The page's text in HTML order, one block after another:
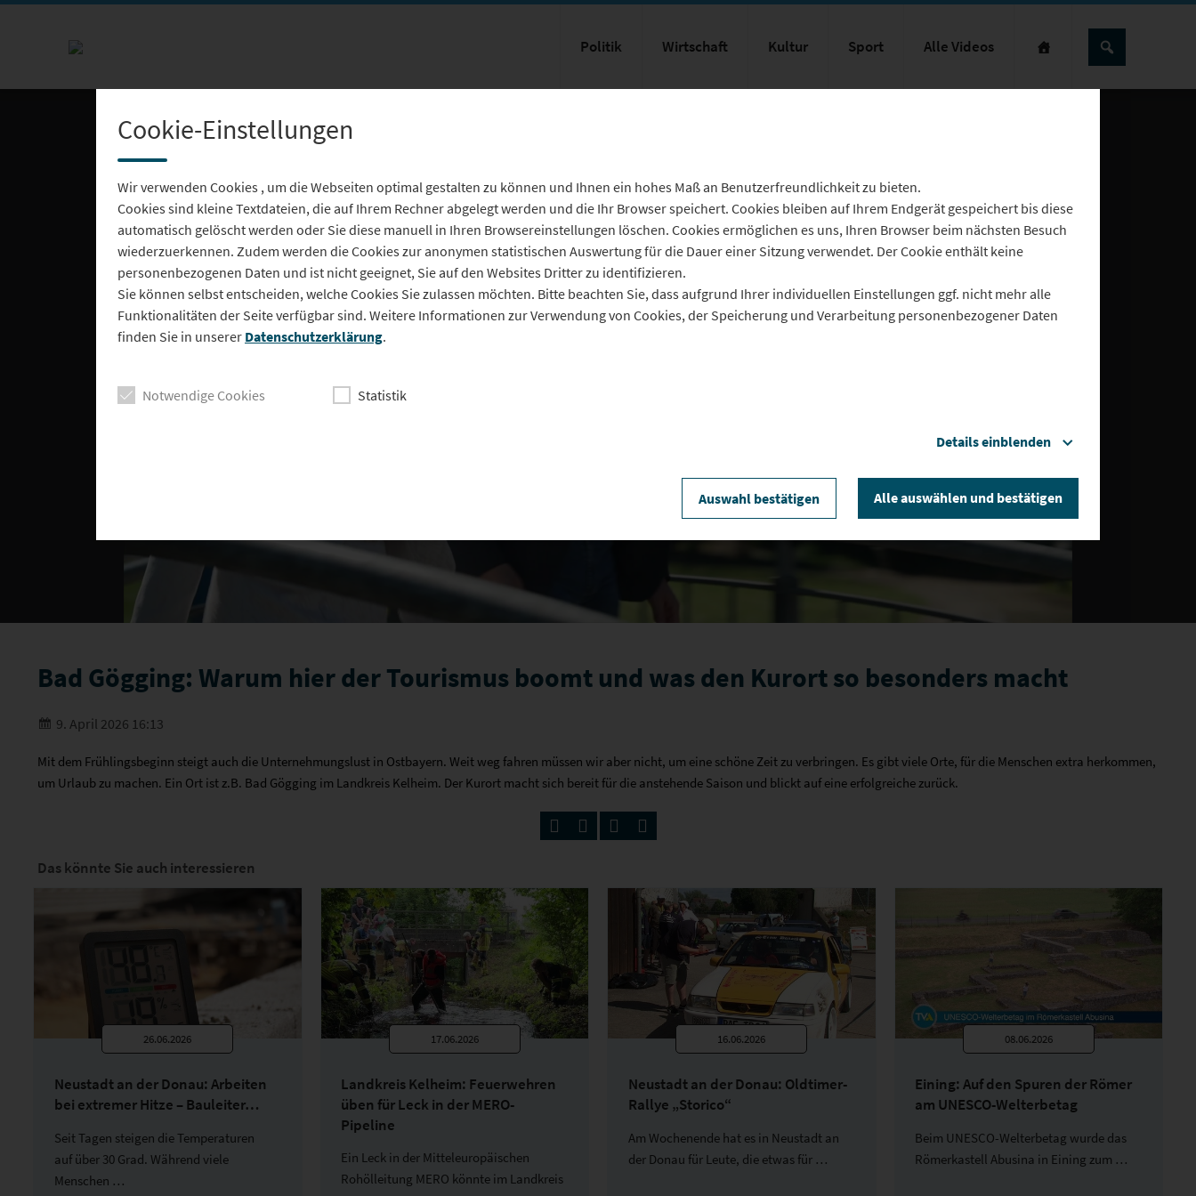
Politik Wirtschaft Kultur Sport Alle Videos
abspielen
Bad Gögging: Warum hier der Tourismus boomt und was den Kurort so besonders macht
9. April 2026 16:13
Mit dem Frühlingsbeginn steigt auch die Unternehmungslust in Ostbayern. Weit weg fahren müssen wir aber nicht, um eine schöne Zeit zu verbringen. Es gibt viele Orte, für die Menschen extra herkommen,
um Urlaub zu machen. Ein Ort ist z.B. Bad Gögging im Landkreis Kelheim. Der Kurort macht sich bereit für die anstehende Saison und blickt auf eine erfolgreiche zurück.
Das könnte Sie auch interessieren
Neustadt an der Donau: Arbeiten
bei extremer Hitze – Bauleiter…
Seit Tagen steigen die Temperaturen
auf über 30 Grad. Während viele
Menschen …
26.06.2026
Landkreis Kelheim: Feuerwehren
üben für Leck in der MERO-
Pipeline
Ein Leck in der Mitteleuropäischen
Rohölleitung MERO könnte im Landkreis
17.06.2026
Neustadt an der Donau: Oldtimer-
Rallye „Storico“
Am Wochenende hat es in Neustadt an
der Donau für Leute, die etwas für …
16.06.2026
Eining: Auf den Spuren der Römer
am UNESCO-Welterbetag
Beim UNESCO-Welterbetag wurde das
Römerkastell Abusina in Eining zum …
08.06.2026
Cookie-Einstellungen
Wir verwenden Cookies , um die Webseiten optimal gestalten zu können und Ihnen ein hohes Maß an Benutzerfreundlichkeit zu bieten.
Cookies sind kleine Textdateien, die auf Ihrem Rechner abgelegt werden und die Ihr Browser speichert. Cookies bleiben auf Ihrem Endgerät gespeichert bis diese
automatisch gelöscht werden oder Sie diese manuell in Ihren Browsereinstellungen löschen. Cookies ermöglichen es uns, Ihren Browser beim nächsten Besuch
wiederzuerkennen. Zudem werden die Cookies zur anonymen statistischen Auswertung für die Dauer einer Sitzung verwendet. Der Cookie enthält keine
personenbezogenen Daten und ist nicht geeignet, Sie auf den Websites Dritter zu identifizieren.
Sie können selbst entscheiden, welche Cookies Sie zulassen möchten. Bitte beachten Sie, dass aufgrund Ihrer individuellen Einstellungen ggf. nicht mehr alle
Funktionalitäten der Seite verfügbar sind. Weitere Informationen zur Verwendung von Cookies, der Speicherung und Verarbeitung personenbezogener Daten
finden Sie in unserer Datenschutzerklärung.
Notwendige Cookies Statistik
Details einblenden
Auswahl bestätigen Alle auswählen und bestätigen